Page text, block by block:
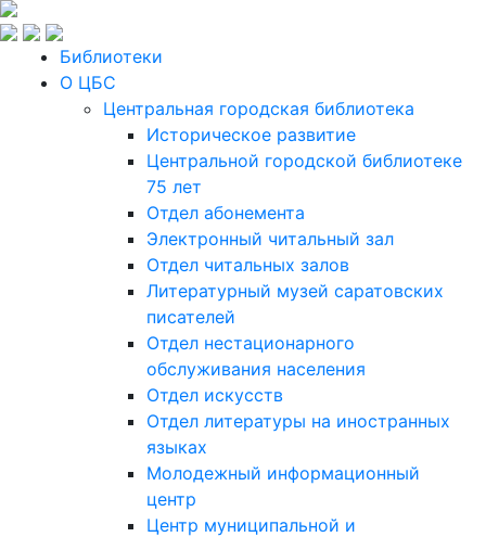
Библиотеки
О ЦБС
Центральная городская библиотека
Историческое развитие
Центральной городской библиотеке
75 лет
Отдел абонемента
Электронный читальный зал
Отдел читальных залов
Литературный музей саратовских
писателей
Отдел нестационарного
обслуживания населения
Отдел искусств
Отдел литературы на иностранных
языках
Молодежный информационный
центр
Центр муниципальной и